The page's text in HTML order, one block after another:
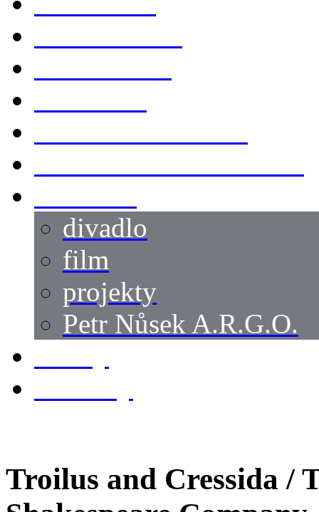
divadlo
film
projekty
Petr Nůsek A.R.G.O.
Troilus and Cressida /